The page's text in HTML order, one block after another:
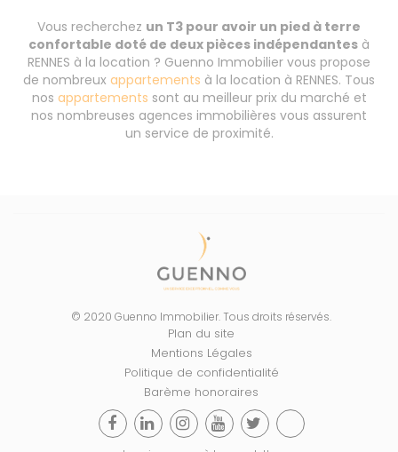
Vous recherchez un T3 pour avoir un pied à terre
confortable doté de deux pièces indépendantes à
RENNES à la location ? Guenno Immobilier vous propose
de nombreux appartements à la location à RENNES. Tous
nos appartements sont au meilleur prix du marché et
nos nombreuses agences immobilières vous assurent
un service de proximité.
© 2020 Guenno Immobilier. Tous droits réservés.
Plan du site
Mentions Légales
Politique de confidentialité
Barème honoraires